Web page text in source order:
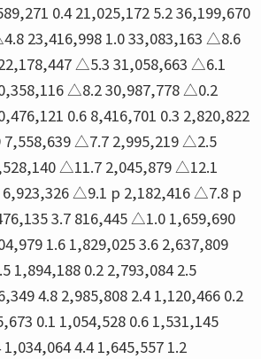
0.4 21,025,172 5.2 36,199,670
23,416,998 1.0 33,083,163 △8.6
△5.3 31,058,663 △6.1
△8.2 30,987,778 △0.2
0.6 8,416,701 0.3 2,820,822
7,558,639 △7.7 2,995,219 △2.5
△11.7 2,045,879 △12.1
△9.1 p 2,182,416 △7.8 p
3.7 816,445 △1.0 1,659,690
1.6 1,829,025 3.6 2,637,809
1,894,188 0.2 2,793,084 2.5
4.8 2,985,808 2.4 1,120,466 0.2
0.1 1,054,528 0.6 1,531,145
4.4 1,645,557 1.2